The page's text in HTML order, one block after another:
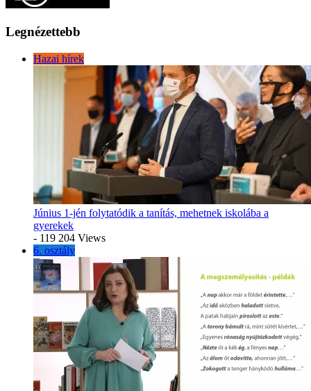
Legnézettebb
Hazai hírek
Június 1-jén folytatódik a tanítás, mehetnek iskolába a
gyerekek
- 119 204 Views
6. osztály